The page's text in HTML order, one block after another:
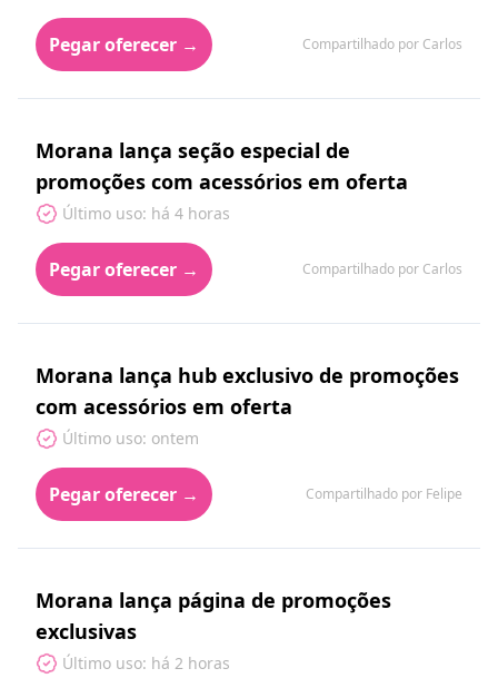
Pegar oferecer → Compartilhado por Carlos
Morana lança seção especial de
promoções com acessórios em oferta
Último uso: há 4 horas
Pegar oferecer → Compartilhado por Carlos
Morana lança hub exclusivo de promoções
com acessórios em oferta
Último uso: ontem
Pegar oferecer → Compartilhado por Felipe
Morana lança página de promoções
exclusivas
Último uso: há 2 horas